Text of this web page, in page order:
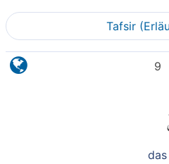
Tafsir
9